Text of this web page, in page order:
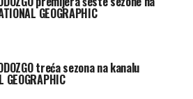
GEOGRAPHIC
treća sezona na kanalu
GEOGRAPHIC